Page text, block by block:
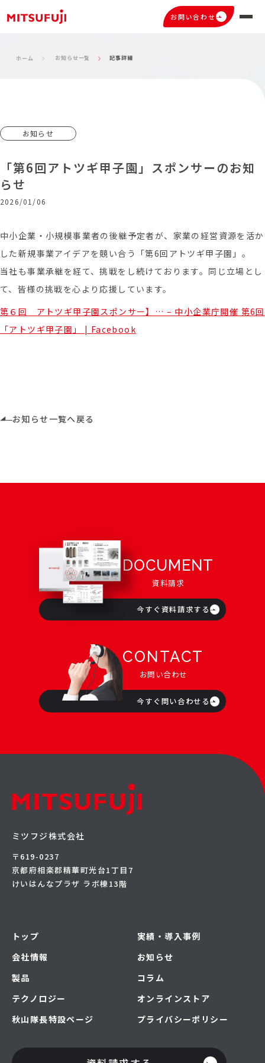
お問い合わせ
ホーム お知らせ一覧 記事詳細
お知らせ
「第6回アトツギ甲子園」スポンサーのお知
らせ
2026/01/06
中小企業・小規模事業者の後継予定者が、家業の経営資源を活か
した新規事業アイデアを競い合う「第6回アトツギ甲子園」。
当社も事業承継を経て、挑戦をし続けております。同じ立場とし
て、皆様の挑戦を心より応援しています。
第６回 アトツギ甲子園スポンサー】… – 中小企業庁開催 第6回
「アトツギ甲子園」 | Facebook
お知らせ一覧へ戻る
DOCUMENT
資料請求
今すぐ資料請求する
CONTACT
お問い合わせ
今すぐ問い合わせる
ミツフジ株式会社
〒619-0237
京都府相楽郡精華町光台1丁目7
けいはんなプラザ ラボ棟13階
トップ
会社情報
製品
テクノロジー
秋山隊長特設ページ
実績・導入事例
お知らせ
コラム
オンラインストア
プライバシーポリシー